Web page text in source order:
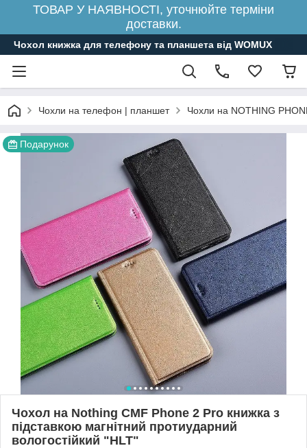
ТОВАР У НАЯВНОСТІ, уточнюйте терміни
доставки.
Чохол книжка для телефону та планшета від WOMUX
Чохли на телефон | планшет Чохли на NOTHING
Подарунок
Чохол на Nothing CMF Phone 2 Pro книжка з
підставкою магнітний протиударний
вологостійкий "HLT"